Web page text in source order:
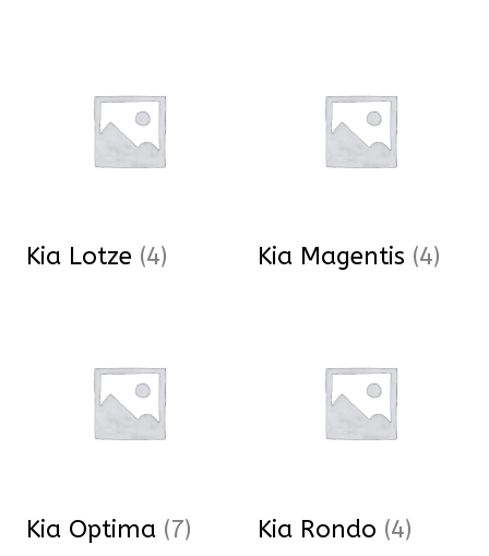
Kia Lotze (4) Kia Magentis (4)
Kia Optima (7) Kia Rondo (4)